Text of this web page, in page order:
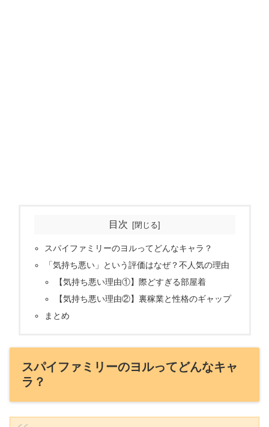
目次
スパイファミリーのヨルってどんなキャラ？
「気持ち悪い」という評価はなぜ？不人気の理由
【気持ち悪い理由①】際どすぎる部屋着
【気持ち悪い理由②】裏稼業と性格のギャップ
まとめ
スパイファミリーのヨルってどんなキャ
ラ？